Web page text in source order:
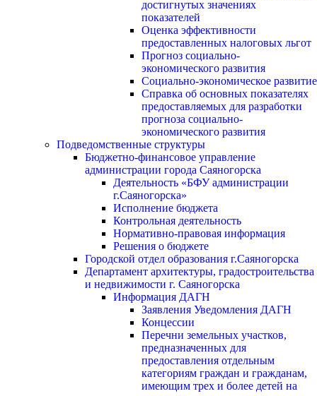
достигнутых значениях
показателей
Оценка эффективности
предоставленных налоговых льгот
Прогноз социально-
экономического развития
Социально-экономическое развитие
Справка об основных показателях
предоставляемых для разработки
прогноза социально-
экономического развития
Подведомственные структуры
Бюджетно-финансовое управление
администрации города Саяногорска
Деятельность «БФУ администрации
г.Саяногорска»
Исполнение бюджета
Контрольная деятельность
Нормативно-правовая информация
Решения о бюджете
Городской отдел образования г.Саяногорска
Департамент архитектуры, градостроительства
и недвижимости г. Саяногорска
Информация ДАГН
Заявления Уведомления ДАГН
Концессии
Перечни земельных участков,
предназначенных для
предоставления отдельным
категориям граждан и гражданам,
имеющим трех и более детей на